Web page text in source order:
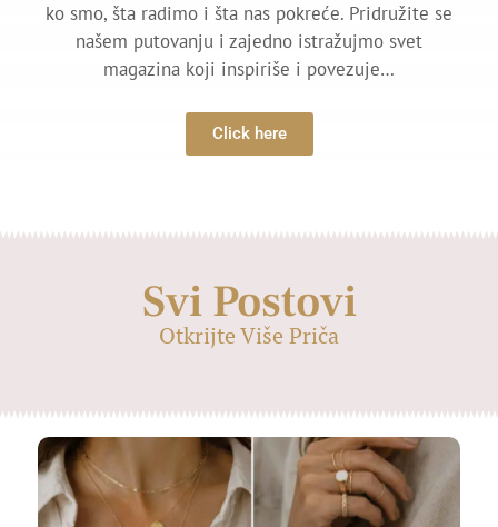
ko smo, šta radimo i šta nas pokreće. Pridružite se
našem putovanju i zajedno istražujmo svet
magazina koji inspiriše i povezuje…
Click here
Svi Postovi
Otkrijte Više Priča